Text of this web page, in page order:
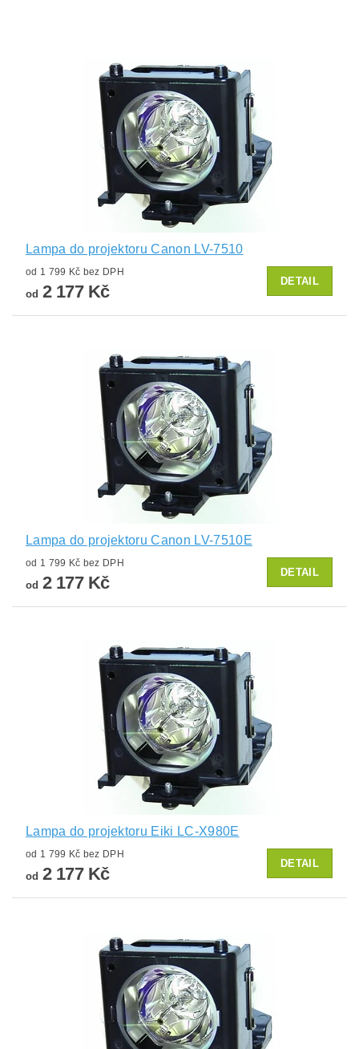
Lampa do projektoru Canon LV-7510
od 1 799 Kč bez DPH
od 2 177 Kč
DETAIL
Lampa do projektoru Canon LV-7510E
od 1 799 Kč bez DPH
od 2 177 Kč
DETAIL
Lampa do projektoru Eiki LC-X980E
od 1 799 Kč bez DPH
od 2 177 Kč
DETAIL